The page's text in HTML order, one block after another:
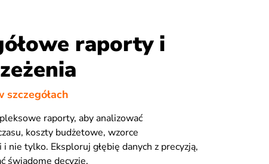
raporty i
szczegółach
raporty, aby analizować
koszty budżetowe, wzorce
nie tylko. Eksploruj głębię danych z precyzją,
świadome decyzje.